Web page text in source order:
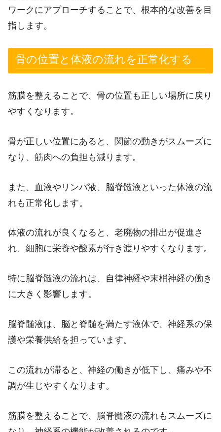
ワークにアプローチすることで、根本的な改善を目
指します。
骨の位置と体液の流れを正常化する
筋膜を整えることで、骨の位置も正しい場所に戻り
やすくなります。
骨が正しい位置にあると、関節の動きがスムーズに
なり、筋肉への負担も減ります。
また、血液やリンパ液、脳脊髄液といった体液の流
れも正常化します。
体液の流れが良くなると、老廃物の排出が促進さ
れ、細胞に栄養や酸素が行き渡りやすくなります。
特に脳脊髄液の流れは、自律神経や末梢神経の働き
に大きく影響します。
脳脊髄液は、脳と脊髄を満たす液体で、神経系の保
護や栄養供給を担っています。
この流れが滞ると、神経の働きが低下し、痛みや不
調が生じやすくなります。
筋膜を整えることで、脳脊髄液の流れもスムーズに